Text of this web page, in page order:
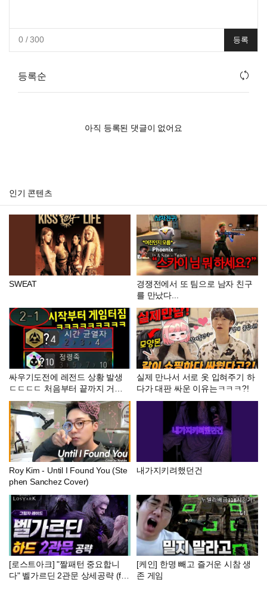
0/ 300 등록
등록순
아직 등록된 댓글이 없어요
인기 콘텐츠
SWEAT
경쟁전에서 또 팀으로 남자 친구
를 만났다...
싸우기도전에 레전드 상황 발생
ㄷㄷㄷㄷ 처음부터 끝까지 거를
타선이 없는 역대급 운빨로 원하
는 모든게 이뤄지는 이번 시즌 최
고의 사기판!
실제 만나서 서로 옷 입혀주기 하
다가 대판 싸운 이유는ㅋㅋㅋ?!
Roy Kim - Until I Found You (Ste
phen Sanchez Cover)
내가지키려했던건
[로스트아크] "짤패턴 중요합니
다" 벨가르딘 2관문 상세공략 (fea
[케인] 한명 빼고 즐거운 시참 생
존 게임